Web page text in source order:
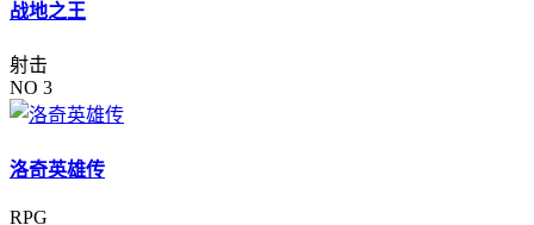
战地之王
射击
NO 3
洛奇英雄传
RPG